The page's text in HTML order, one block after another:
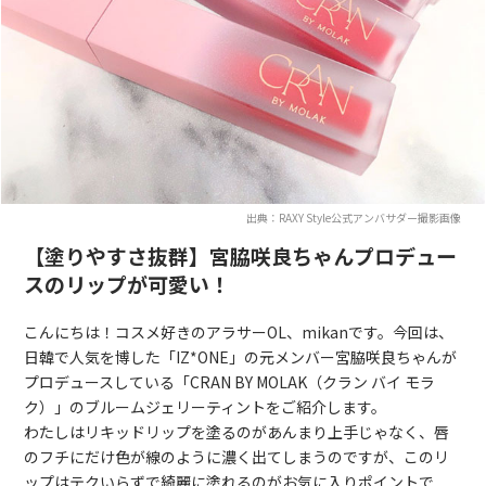
出典：RAXY Style公式アンバサダー撮影画像
【塗りやすさ抜群】宮脇咲良ちゃんプロデュー
スのリップが可愛い！
こんにちは！コスメ好きのアラサーOL、mikanです。今回は、
日韓で人気を博した「IZ*ONE」の元メンバー宮脇咲良ちゃんが
プロデュースしている「CRAN BY MOLAK（クラン バイ モラ
ク）」のブルームジェリーティントをご紹介します。
わたしはリキッドリップを塗るのがあんまり上手じゃなく、唇
のフチにだけ色が線のように濃く出てしまうのですが、このリ